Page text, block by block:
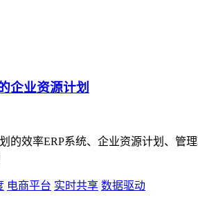
企业资源计划
的效率ERP系统、企业资源计划、
电商平台 实时共享 数据驱动